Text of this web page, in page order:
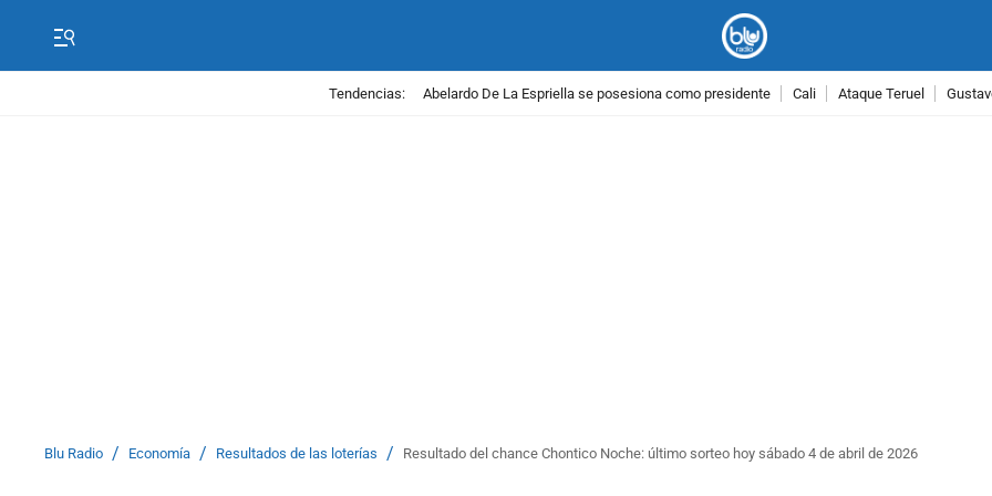
Tendencias: Abelardo De La Espriella se posesiona como presidente Cali Ataque Teruel
Blu Radio / Economía / Resultados de las loterías / Resultado del chance Chontico Noche: último sorteo hoy sábado 4 de abril de 2026